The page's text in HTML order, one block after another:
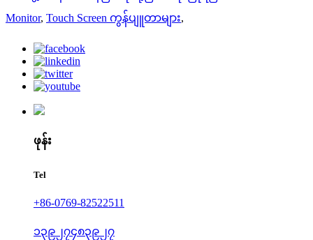
Monitor, Touch Screen ကွန်ပျူတာများ,
ဖုန်း
Tel
+86-0769-82522511
၁၃၉၂၇၄၈၃၉၂၇